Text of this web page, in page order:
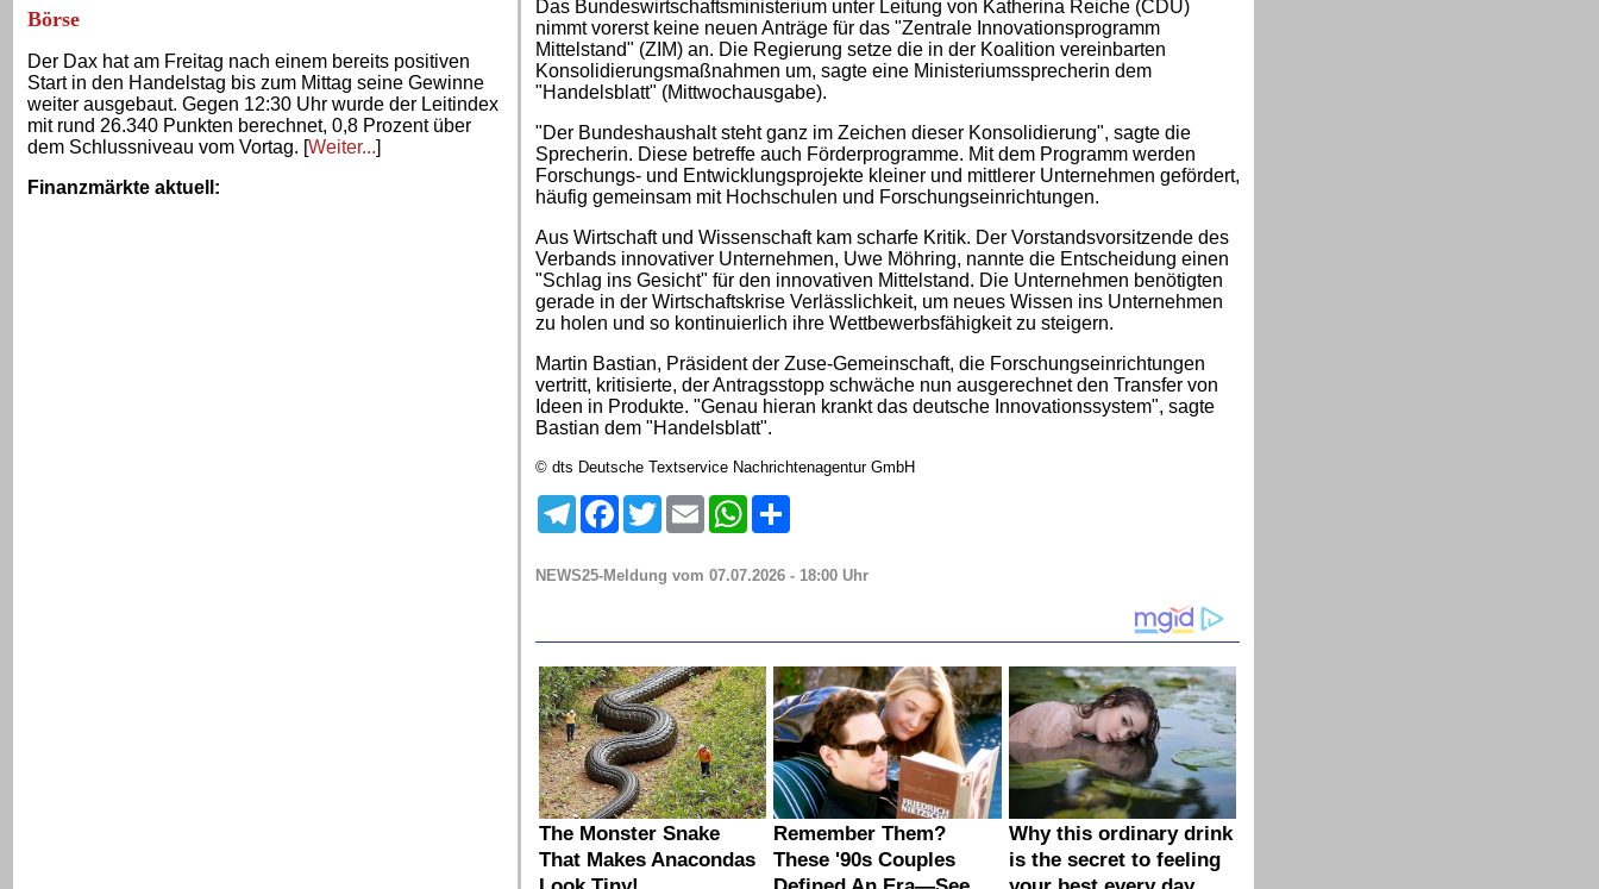
Börse
Der Dax hat am Freitag nach einem bereits positiven
Start in den Handelstag bis zum Mittag seine Gewinne
weiter ausgebaut. Gegen 12:30 Uhr wurde der Leitindex
mit rund 26.340 Punkten berechnet, 0,8 Prozent über
dem Schlussniveau vom Vortag. [Weiter...]
Finanzmärkte aktuell :
Das Bundeswirtschaftsministerium unter Leitung von Katherina Reiche (CDU)
nimmt vorerst keine neuen Anträge für das "Zentrale Innovationsprogramm
Mittelstand" (ZIM) an. Die Regierung setze die in der Koalition vereinbarten
Konsolidierungsmaßnahmen um, sagte eine Ministeriumssprecherin dem
"Handelsblatt" (Mittwochausgabe).
"Der Bundeshaushalt steht ganz im Zeichen dieser Konsolidierung", sagte die
Sprecherin. Diese betreffe auch Förderprogramme. Mit dem Programm werden
Forschungs- und Entwicklungsprojekte kleiner und mittlerer Unternehmen gefördert,
häufig gemeinsam mit Hochschulen und Forschungseinrichtungen.
Aus Wirtschaft und Wissenschaft kam scharfe Kritik. Der Vorstandsvorsitzende des
Verbands innovativer Unternehmen, Uwe Möhring, nannte die Entscheidung einen
"Schlag ins Gesicht" für den innovativen Mittelstand. Die Unternehmen benötigten
gerade in der Wirtschaftskrise Verlässlichkeit, um neues Wissen ins Unternehmen
zu holen und so kontinuierlich ihre Wettbewerbsfähigkeit zu steigern.
Martin Bastian, Präsident der Zuse-Gemeinschaft, die Forschungseinrichtungen
vertritt, kritisierte, der Antragsstopp schwäche nun ausgerechnet den Transfer von
Ideen in Produkte. "Genau hieran krankt das deutsche Innovationssystem", sagte
Bastian dem "Handelsblatt".
© dts Deutsche Textservice Nachrichtenagentur GmbH
TelegramFacebookTwitter Email WhatsApp
NEWS25-Meldung vom 07.07.2026 - 18:00 Uhr